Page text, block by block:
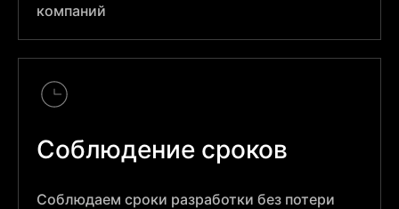
компаний
Соблюдение сроков
Соблюдаем сроки разработки без потери